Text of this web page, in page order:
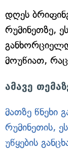
დღეს
რუმინეთზე,
მოუწიათ,
ამავე
მათზე წნეხი
რუმინეთის,
უწყების